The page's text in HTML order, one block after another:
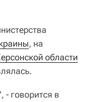
, на
области
говорится в